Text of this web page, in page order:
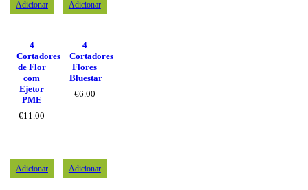
Adicionar
4
Cortadores
de Flor
com
Ejetor
PME
€11.00
Adicionar
4
Cortadores
Flores
Bluestar
€6.00
Adicionar Adicionar